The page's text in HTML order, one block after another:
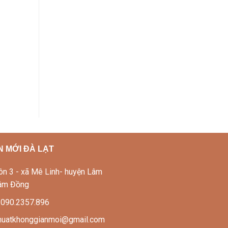
MỚI ĐÀ LẠT
3 - xã Mê Linh- huyện Lâm
Đồng